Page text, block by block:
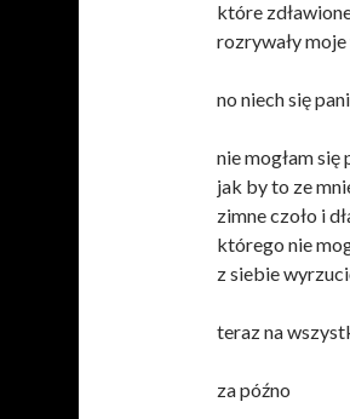
które
rozrywały
no niech się
nie mogłam się
jak by to ze
zimne czoło i
którego nie
z siebie
teraz na
za późno